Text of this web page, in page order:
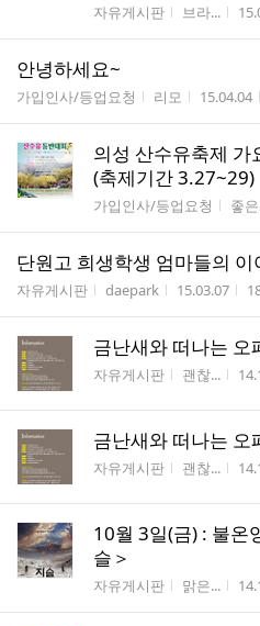
게시판명
자유게시판 작성자
브라... 작
안녕하세요~
게시판명
가입인사/등업요청 작성자
리모 작성시간
15.04.04
의성 산수유축제 가
(축제기간 3.27~29)
게시판명
가입인사/등업요청 작성
좋
단원고 희생학생 엄마들의
게시판명
자유게시판 작성자
daepark 작성시간
15.03.07
금난새와 떠나는
게시판명
자유게시판 작성자
괜찮... 작
금난새와 떠나는
게시판명
자유게시판 작성자
괜찮... 작
10월 3일(금) : 불온
슬＞
게시판명
자유게시판 작성자
맑은... 작